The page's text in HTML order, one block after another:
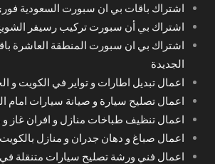
اشتراك باقات بي ان سبورت السعودية
اشتراك بي أن سبورت تركيب رسيفر
الجديدة
اعمال تبديل اطارات و تواير في الكويت و
اعمال تصليح سيارة و صيانة سيارات امام
اعمال تنظيف طباخات منازل و افران غاز و
اعمال صباغ و دهان جدران و منازل
اعمال فني ورشة تصليح سيارات متنقلة